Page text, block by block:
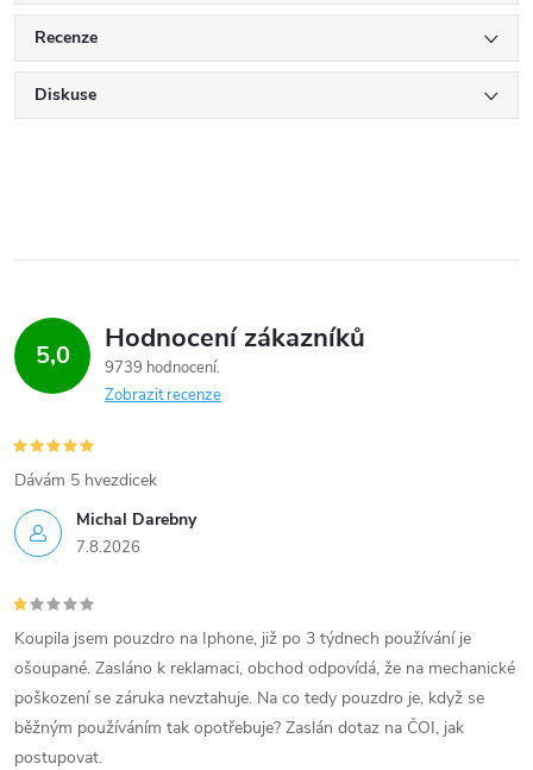
Recenze
Diskuse
5,0 Hodnocení zákazníků
9739 hodnocení
Zobrazit recenze
Michal Darebny
7.8.2026
Dávám 5 hvezdicek
Koupila jsem pouzdro na Iphone, již po 3 týdnech používání je
ošoupané. Zasláno k reklamaci, obchod odpovídá, že na mechanické
poškození se záruka nevztahuje. Na co tedy pouzdro je, když se
běžným používáním tak opotřebuje? Zaslán dotaz na ČOI, jak
postupovat.